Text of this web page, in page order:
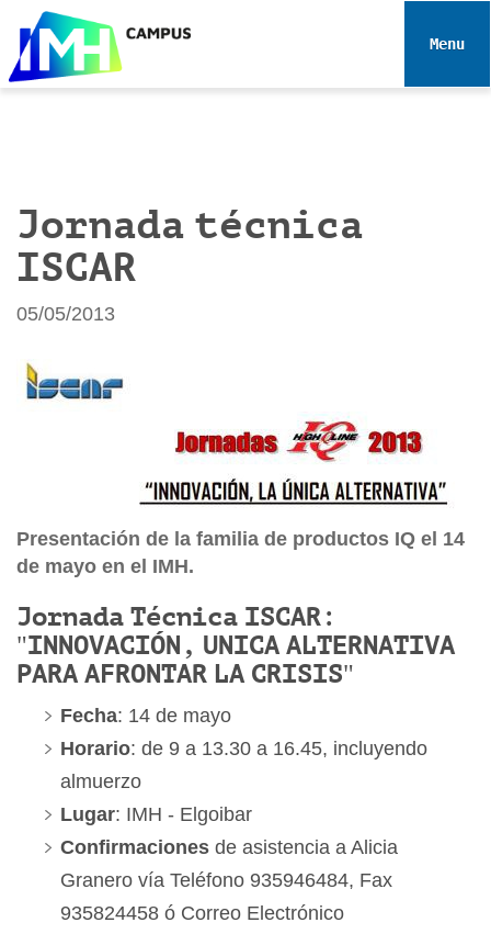
e
Toggle
Jornada técnica
ISCAR
05/05/2013
Presentación de la familia de productos IQ el 14
de mayo en el IMH.
Jornada Técnica ISCAR:
"INNOVACIÓN, UNICA ALTERNATIVA
PARA AFRONTAR LA CRISIS"
Fecha: 14 de mayo
Horario: de 9 a 13.30 a 16.45, incluyendo
almuerzo
Lugar: IMH - Elgoibar
Confirmaciones de asistencia a Alicia
Granero vía Teléfono 935946484, Fax
935824458 ó Correo Electrónico